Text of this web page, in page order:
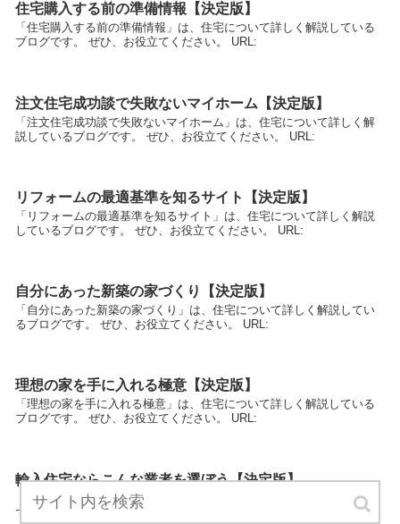
住宅購入する前の準備情報【決定版】
「住宅購入する前の準備情報」は、住宅について詳しく解説している
ブログです。 ぜひ、お役立てください。 URL:
注文住宅成功談で失敗ないマイホーム【決定版】
「注文住宅成功談で失敗ないマイホーム」は、住宅について詳しく解
説しているブログです。 ぜひ、お役立てください。 URL:
リフォームの最適基準を知るサイト【決定版】
「リフォームの最適基準を知るサイト」は、住宅について詳しく解説
しているブログです。 ぜひ、お役立てください。 URL:
自分にあった新築の家づくり【決定版】
「自分にあった新築の家づくり」は、住宅について詳しく解説してい
るブログです。 ぜひ、お役立てください。 URL:
理想の家を手に入れる極意【決定版】
「理想の家を手に入れる極意」は、住宅について詳しく解説している
ブログです。 ぜひ、お役立てください。 URL:
輸入住宅ならこんな業者を選ぼう【決定版】
「輸入住宅ならこんな業者を選ぼう」は、住宅について詳しく解説し
ているブログです。 ぜひ、お役立てください。 URL: